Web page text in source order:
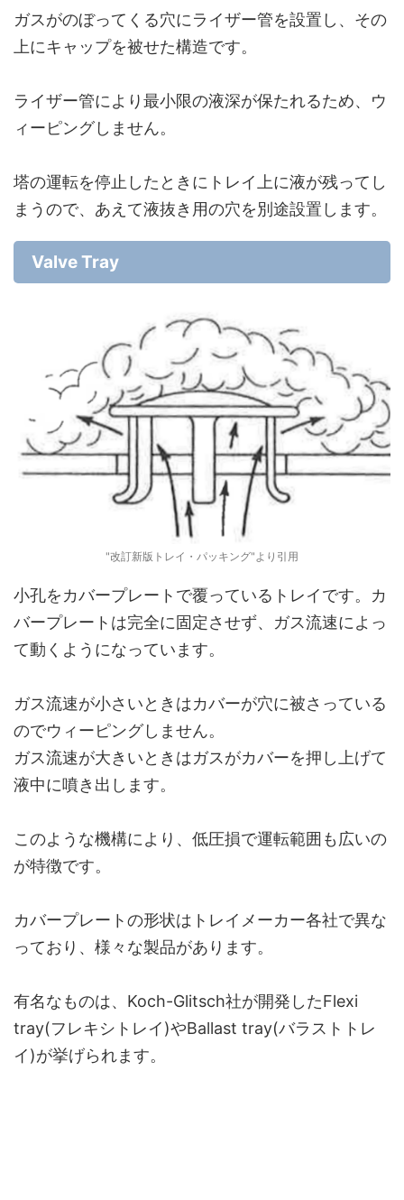
ガスがのぼってくる穴にライザー管を設置し、その
上にキャップを被せた構造です。
ライザー管により最小限の液深が保たれるため、ウ
ィーピングしません。
塔の運転を停止したときにトレイ上に液が残ってし
まうので、あえて液抜き用の穴を別途設置します。
Valve Tray
"改訂新版トレイ・パッキング"より引用
小孔をカバープレートで覆っているトレイです。カ
バープレートは完全に固定させず、ガス流速によっ
て動くようになっています。
ガス流速が小さいときはカバーが穴に被さっている
のでウィーピングしません。
ガス流速が大きいときはガスがカバーを押し上げて
液中に噴き出します。
このような機構により、低圧損で運転範囲も広いの
が特徴です。
カバープレートの形状はトレイメーカー各社で異な
っており、様々な製品があります。
有名なものは、Koch-Glitsch社が開発したFlexi
tray(フレキシトレイ)やBallast tray(バラストトレ
イ)が挙げられます。